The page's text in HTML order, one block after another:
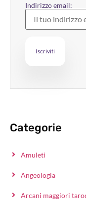
Indirizzo email:
Categorie
Amuleti
Angeologia
Arcani maggiori